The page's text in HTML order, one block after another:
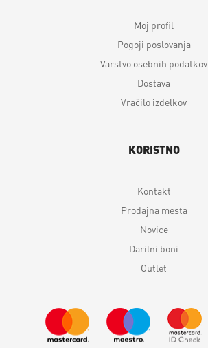
Moj profil
Pogoji poslovanja
Varstvo osebnih podatkov
Dostava
Vračilo izdelkov
KORISTNO
Kontakt
Prodajna mesta
Novice
Darilni boni
Outlet